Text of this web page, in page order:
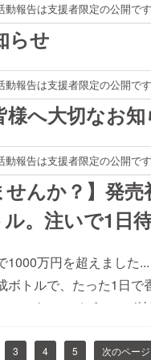
動報告は支援者限定の公開です
らせ
動報告は支援者限定の公開です
へ大切なお
動報告は支援者限定の公開です
んか？】発売
。注いで1日
万円を超えました
トルで、たった1日で
つものハイボールが
コチラ！
3 4 5 次のページ